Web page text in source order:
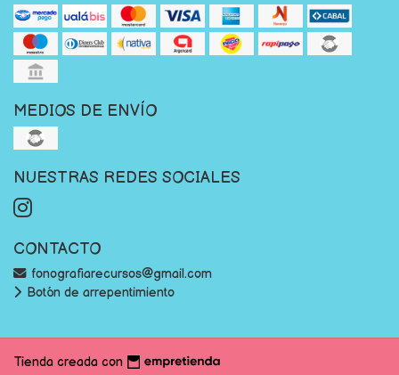
MEDIOS DE ENVÍO
NUESTRAS REDES SOCIALES
CONTACTO
fonografiarecursos@gmail.com
Botón de arrepentimiento
Tienda creada con